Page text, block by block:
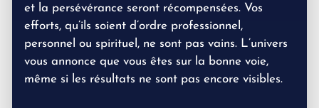
et la persévérance seront récompensées. Vos
efforts, qu’ils soient d’ordre professionnel,
personnel ou spirituel, ne sont pas vains. L’univers
vous annonce que vous êtes sur la bonne voie,
même si les résultats ne sont pas encore visibles.